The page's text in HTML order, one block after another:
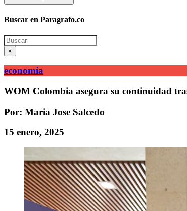
Buscar en Paragrafo.co
Search
×
economía
WOM Colombia asegura su continuidad
Por: Maria Jose Salcedo
15 enero, 2025